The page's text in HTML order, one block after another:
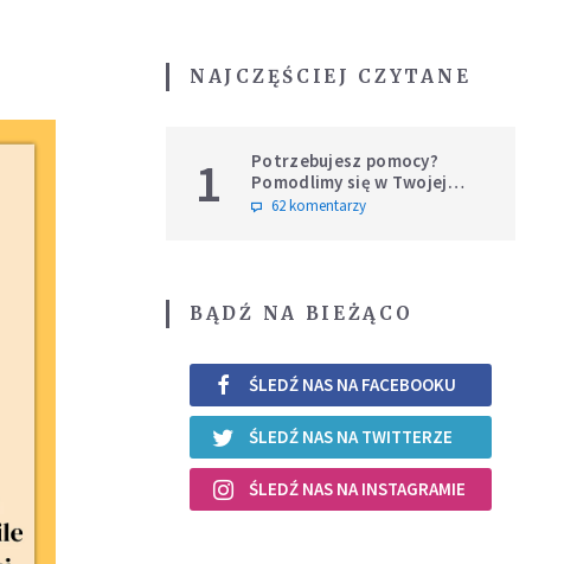
NAJCZĘŚCIEJ CZYTANE
1
Potrzebujesz pomocy?
Pomodlimy się w Twojej
intencji
62 komentarzy
BĄDŹ NA BIEŻĄCO
ŚLEDŹ NAS NA FACEBOOKU
ŚLEDŹ NAS NA TWITTERZE
ŚLEDŹ NAS NA INSTAGRAMIE